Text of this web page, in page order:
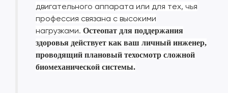
двигательного аппарата или для тех, чья
профессия связана с высокими
нагрузками. Остеопат для поддержания
здоровья действует как ваш личный инженер,
проводящий плановый техосмотр сложной
биомеханической системы.